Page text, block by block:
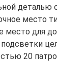
деталью
место
для
20